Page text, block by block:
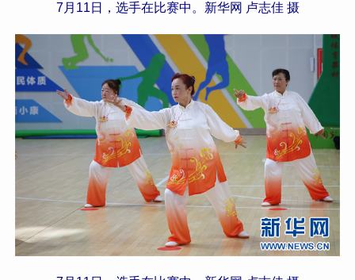
7月11日，选手在比赛中。新华网 卢志佳 摄